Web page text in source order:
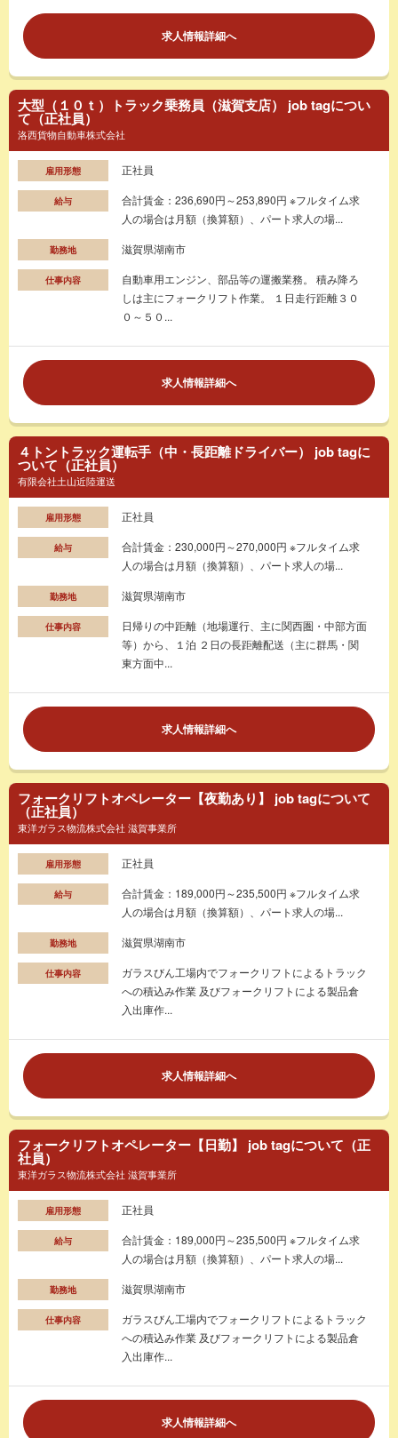
求人情報詳細へ
大型（１０ｔ）トラック乗務員（滋賀支店） job tagについ
て（正社員）
洛西貨物自動車株式会社
雇用形態 正社員
給与
合計賃金：236,690円～253,890円 ※フルタイム求
人の場合は月額（換算額）、パート求人の場...
勤務地 滋賀県湖南市
仕事内容
自動車用エンジン、部品等の運搬業務。 積み降ろ
しは主にフォークリフト作業。 １日走行距離３０
０～５０...
求人情報詳細へ
４トントラック運転手（中・長距離ドライバー） job tagに
ついて（正社員）
有限会社土山近陸運送
雇用形態 正社員
給与
合計賃金：230,000円～270,000円 ※フルタイム求
人の場合は月額（換算額）、パート求人の場...
勤務地 滋賀県湖南市
仕事内容
日帰りの中距離（地場運行、主に関西圏・中部方面
等）から、１泊 ２日の長距離配送（主に群馬・関
東方面中...
求人情報詳細へ
フォークリフトオペレーター【夜勤あり】 job tagについて
（正社員）
東洋ガラス物流株式会社 滋賀事業所
雇用形態 正社員
給与
合計賃金：189,000円～235,500円 ※フルタイム求
人の場合は月額（換算額）、パート求人の場...
勤務地 滋賀県湖南市
仕事内容
ガラスびん工場内でフォークリフトによるトラック
への積込み作業 及びフォークリフトによる製品倉
入出庫作...
求人情報詳細へ
フォークリフトオペレーター【日勤】 job tagについて（正
社員）
東洋ガラス物流株式会社 滋賀事業所
雇用形態 正社員
給与
合計賃金：189,000円～235,500円 ※フルタイム求
人の場合は月額（換算額）、パート求人の場...
勤務地 滋賀県湖南市
仕事内容
ガラスびん工場内でフォークリフトによるトラック
への積込み作業 及びフォークリフトによる製品倉
入出庫作...
求人情報詳細へ